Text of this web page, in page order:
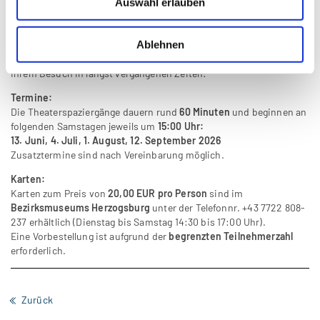
Ablehnen
stolperte einige Jahrhunderte später ein Mann über seinen eigenen
Bart? Wie schützte man sich mit einem Aststück in der
Hosentasche gegen Hexenschuss? Und was hat eine Braunauer
Reederei-Familie mit Napoleon zu tun? Finden Sie es heraus - bei
Ihrem Besuch in längst vergangenen Zeiten!
Termine:
Die Theaterspaziergänge dauern rund60 Minuten und beginnen an
folgenden Samstagen jeweils um 15:00 Uhr:
13. Juni, 4. Juli, 1. August, 12. September 2026
Zusatztermine sind nach Vereinbarung möglich.
Karten:
Karten zum Preis von20,00 EUR pro Person sind im
Bezirksmuseums Herzogsburg unter der Telefonnr. +43 7722 808-
237 erhältlich (Dienstag bis Samstag 14:30 bis 17:00 Uhr).
Eine Vorbestellung ist aufgrund derbegrenzten Teilnehmerzahl
erforderlich.
Zurück